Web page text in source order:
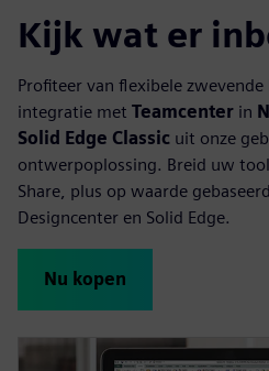
Kijk wat er
Profiteer van flexibele
integratie met Teamcenter in
Solid Edge Classic uit onze
ontwerpoplossing. Breid uw
Share, plus op waarde
Designcenter en Solid Edge.
Nu kopen